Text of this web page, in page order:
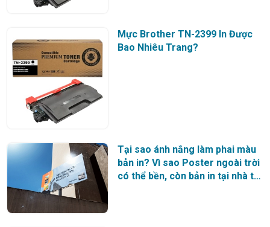
Mực Brother TN-2399 In Được
Bao Nhiêu Trang?
Tại sao ánh nắng làm phai màu
bản in? Vì sao Poster ngoài trời
có thể bền, còn bản in tại nhà thì